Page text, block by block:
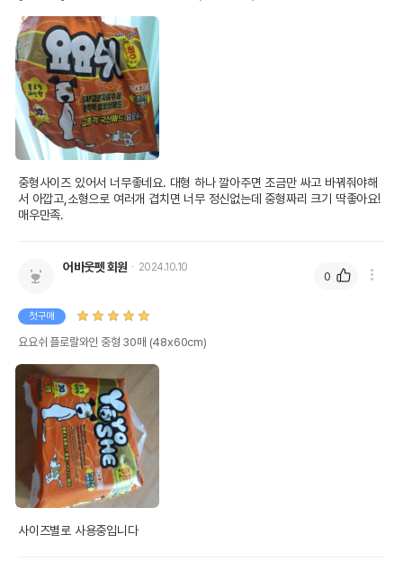
중형사이즈 있어서 너무좋네요. 대형 하나 깔아주면 조금만 싸고 바꿔줘야해
서 아깝고,소형으로 여러개 겹치면 너무 정신없는데 중형짜리 크기 딱좋아요!
매우만족.
어바웃펫 회원 2024.10.10
첫구매
요요쉬 플로랄와인 중형 30매 (48x60cm)
사이즈별로 사용중입니다
0